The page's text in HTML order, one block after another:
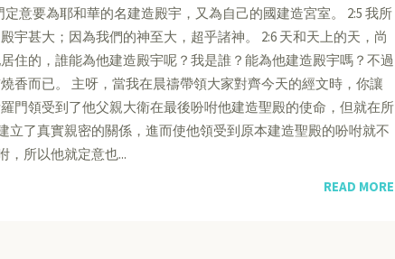
定意要為耶和華的名建造殿宇，又為自己的國建造宮室。 2:5 我所
宇甚大；因為我們的神至大，超乎諸神。 2:6 天和天上的天，尚
住的，誰能為他建造殿宇呢？我是誰？能為他建造殿宇嗎？不過
香而已。 主呀，當我在晨禱帶領大家對齊今天的經文時，你讓
門領受到了他父親大衛在最後吩咐他建造聖殿的使命，但就在所
立了真實親密的關係，進而使他領受到原本建造聖殿的吩咐就不
，所以他就定意也...
READ MORE